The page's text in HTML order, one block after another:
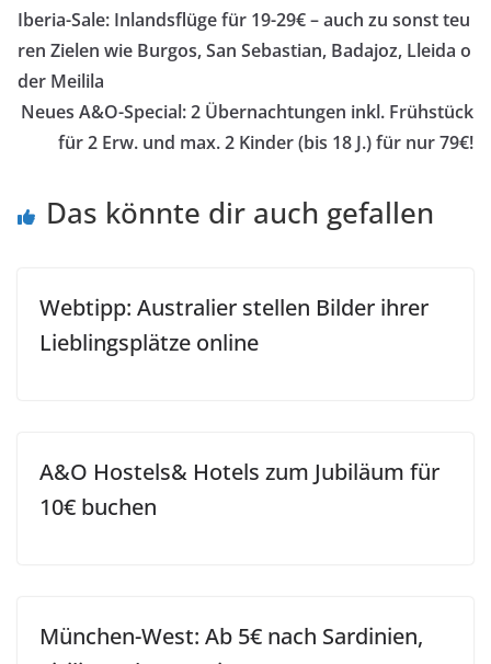
Iberia-Sale: Inlandsflüge für 19-29€ – auch zu sonst teu
ren Zielen wie Burgos, San Sebastian, Badajoz, Lleida o
der Meilila
Neues A&O-Special: 2 Übernachtungen inkl. Frühstück
für 2 Erw. und max. 2 Kinder (bis 18 J.) für nur 79€!
Das könnte dir auch gefallen
Webtipp: Australier stellen Bilder ihrer
Lieblingsplätze online
A&O Hostels& Hotels zum Jubiläum für
10€ buchen
München-West: Ab 5€ nach Sardinien,